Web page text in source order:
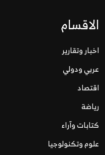
الاقسام
اخبار وتقارير
عربي ودولي
اقتصاد
رياضة
كتابات وآراء
علوم وتكنولوجيا